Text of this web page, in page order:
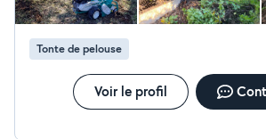
Tonte de pelouse
Voir le profil